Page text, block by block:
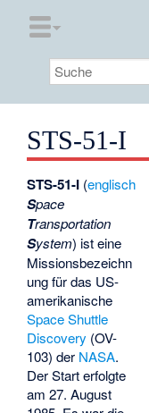
STS-51-I
STS-51-I (englisch
Space
Transportation
System) ist eine
Missionsbezeichn
ung für das US-
amerikanische
Space Shuttle
Discovery (OV-
103) der NASA.
Der Start erfolgte
am 27. August